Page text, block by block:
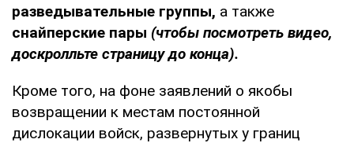
разведывательные группы, а также
снайперские пары (чтобы посмотреть видео,
доскролльте страницу до конца).
Кроме того, на фоне заявлений о якобы
возвращении к местам постоянной
дислокации войск, развернутых у границ